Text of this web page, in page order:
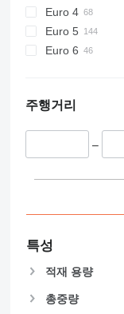
Euro 4
Euro 5
Euro 6
주행거리
–
특성
적재 용량
총중량